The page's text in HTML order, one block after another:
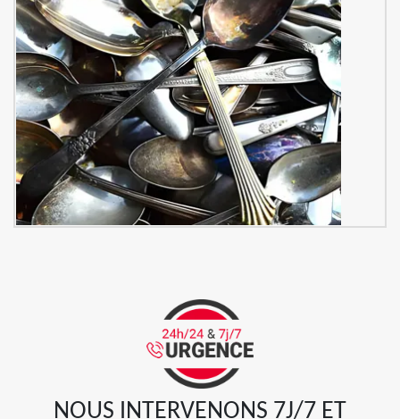
NOUS INTERVENONS 7J/7 ET